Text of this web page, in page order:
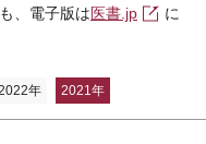
、電子版は医書.jp
に
年 2021年